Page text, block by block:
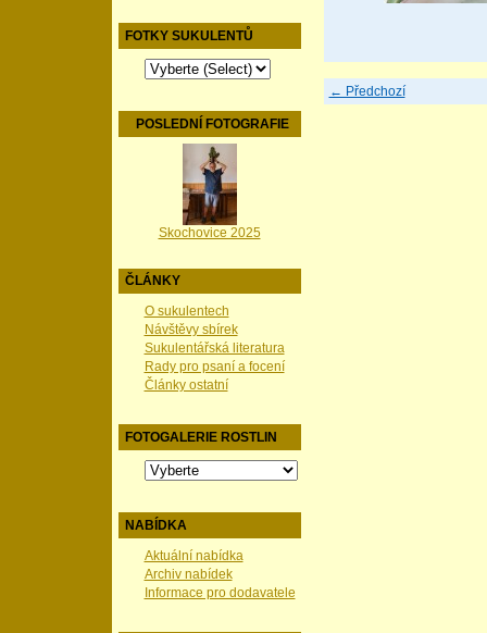
FOTKY SUKULENTŮ
POSLEDNÍ FOTOGRAFIE
Skochovice 2025
ČLÁNKY
O sukulentech
Návštěvy sbírek
Sukulentářská literatura
Rady pro psaní a focení
Články ostatní
FOTOGALERIE ROSTLIN
NABÍDKA
Aktuální nabídka
Archiv nabídek
Informace pro dodavatele
← Předchozí